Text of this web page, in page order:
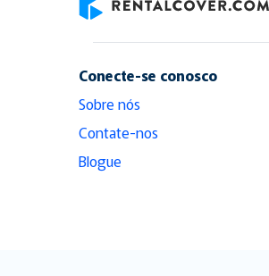
Conecte-se conosco
Sobre nós
Contate-nos
Blogue